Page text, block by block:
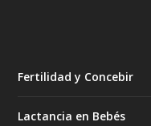
Fertilidad y Concebir
Lactancia en Bebés